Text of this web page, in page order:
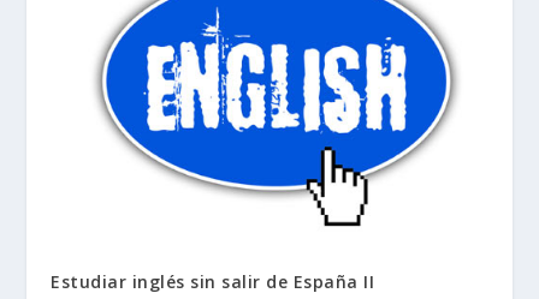
Estudiar inglés sin salir de España II